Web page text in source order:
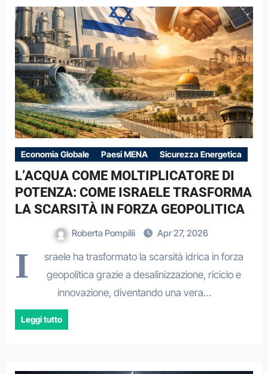
Economia Globale Paesi MENA Sicurezza Energetica
L’ACQUA COME MOLTIPLICATORE DI
POTENZA: COME ISRAELE TRASFORMA
LA SCARSITÀ IN FORZA GEOPOLITICA
Roberta Pompilii Apr 27, 2026
I
sraele ha trasformato la scarsità idrica in forza
geopolitica grazie a desalinizzazione, riciclo e
innovazione, diventando una vera…
Leggi tutto